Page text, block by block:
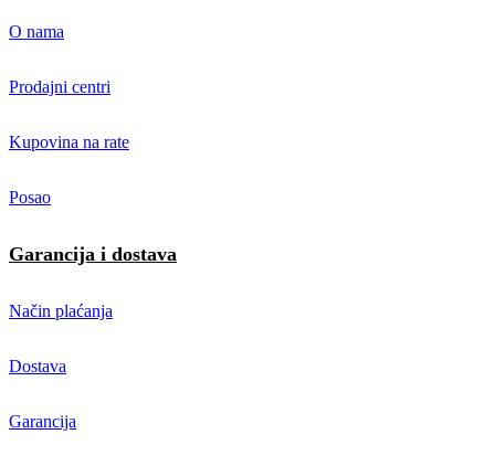
O nama
Prodajni centri
Kupovina na rate
Posao
Garancija i dostava
Način plaćanja
Dostava
Garancija